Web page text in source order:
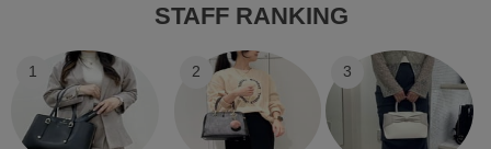
STAFF RANKING
1 2 3